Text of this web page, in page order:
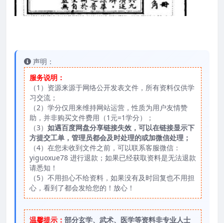
声明：
服务说明：
（1）资源来源于网络公开发表文件，所有资料仅供学
习交流；
（2）学分仅用来维持网站运营，性质为用户友情赞
助，并非购买文件费用（1元=1学分）；
（3） 如遇百度网盘分享链接失效，可以在链接显示下
方提交工单，管理员都会及时处理的或加微信处理；
（4）在您未收到文件之前，可以联系客服微信：
yiguoxue78 进行退款；如果已经获取资料是无法退款
请悉知！
（5）不用担心不给资料，如果没有及时回复也不用担
心，看到了都会发给您的！放心！
温馨提示： 部分玄学、武术、医学等资料非专业人士